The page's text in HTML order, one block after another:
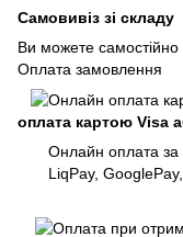
Самовивіз зі складу
Ви можете
Оплата замовлення
оплата картою Visa
Онлайн оплата за
LiqPay,